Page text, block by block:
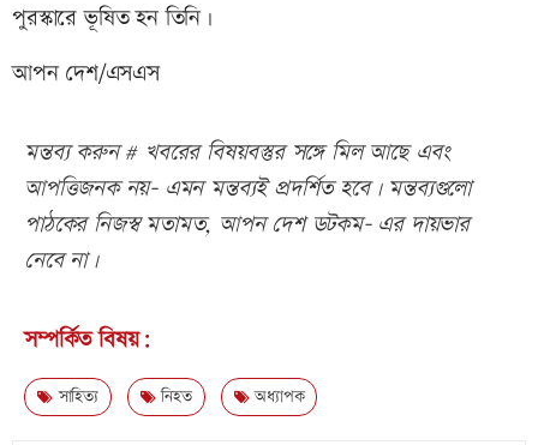
পুরস্কারে ভূষিত হন তিনি।
আপন দেশ/এসএস
মন্তব্য করুন # খবরের বিষয়বস্তুর সঙ্গে মিল আছে এবং
আপত্তিজনক নয়- এমন মন্তব্যই প্রদর্শিত হবে। মন্তব্যগুলো
পাঠকের নিজস্ব মতামত, আপন দেশ ডটকম- এর দায়ভার
নেবে না।
সম্পর্কিত বিষয়:
সাহিত্য নিহত অধ্যাপক